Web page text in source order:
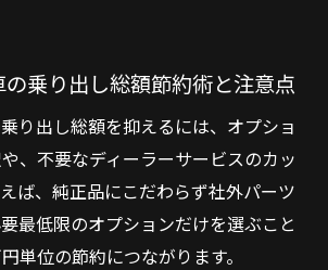
乗り出し総額節約術と注意点
り出し総額を抑えるには、オプショ
、不要なディーラーサービスのカッ
ば、純正品にこだわらず社外パーツ
最低限のオプションだけを選ぶこと
単位の節約につながります。